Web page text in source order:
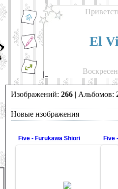
El
Изображений: 266 | Альбомов:
Новые нзображения
Five - Furukawa Shiori Five